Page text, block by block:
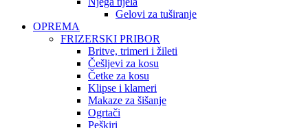
Gelovi za tuširanje
OPREMA
FRIZERSKI PRIBOR
Britve, trimeri i žileti
Češljevi za kosu
Četke za kosu
Klipse i klameri
Makaze za šišanje
Ogrtači
Peškiri